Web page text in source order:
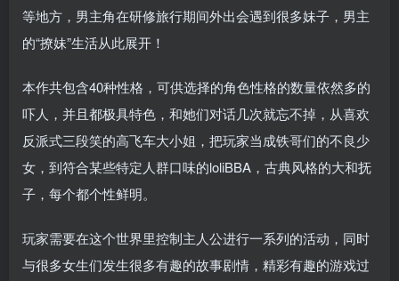
等地方，男主角在研修旅行期间外出会遇到很多妹子，男主
的“撩妹”生活从此展开！
本作共包含40种性格，可供选择的角色性格的数量依然多的
吓人，并且都极具特色，和她们对话几次就忘不掉，从喜欢
反派式三段笑的高飞车大小姐，把玩家当成铁哥们的不良少
女，到符合某些特定人群口味的loliBBA，古典风格的大和抚
子，每个都个性鲜明。
玩家需要在这个世界里控制主人公进行一系列的活动，同时
与很多女生们发生很多有趣的故事剧情，精彩有趣的游戏过